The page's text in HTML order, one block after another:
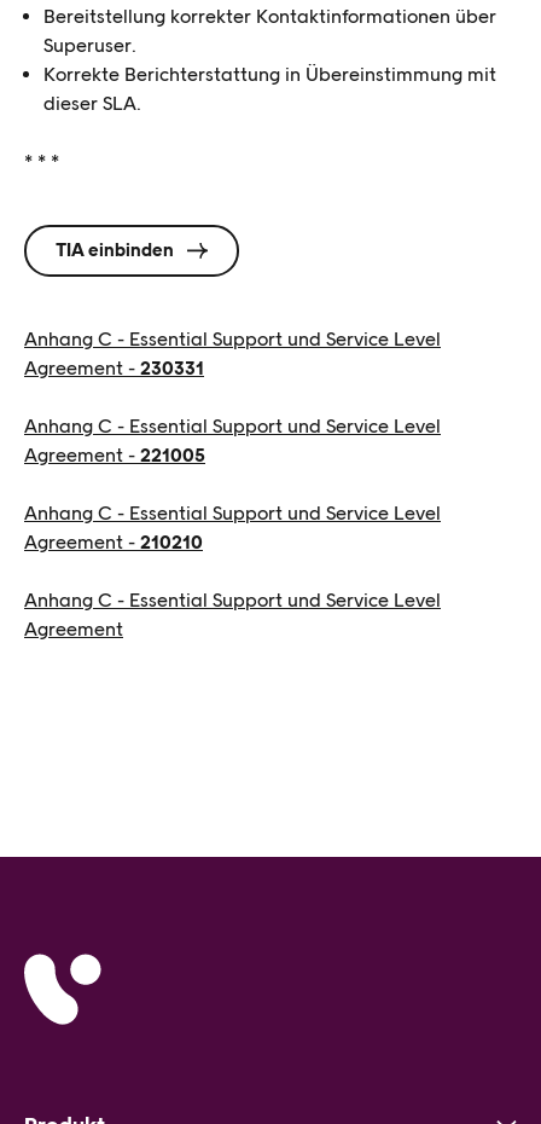
Bereitstellung korrekter Kontaktinformationen über
Superuser.
Korrekte Berichterstattung in Übereinstimmung mit
dieser SLA.
* * *
TIA einbinden
Anhang C - Essential Support und Service Level
Agreement - 230331
Anhang C - Essential Support und Service Level
Agreement - 221005
Anhang C - Essential Support und Service Level
Agreement - 210210
Anhang C - Essential Support und Service Level
Agreement